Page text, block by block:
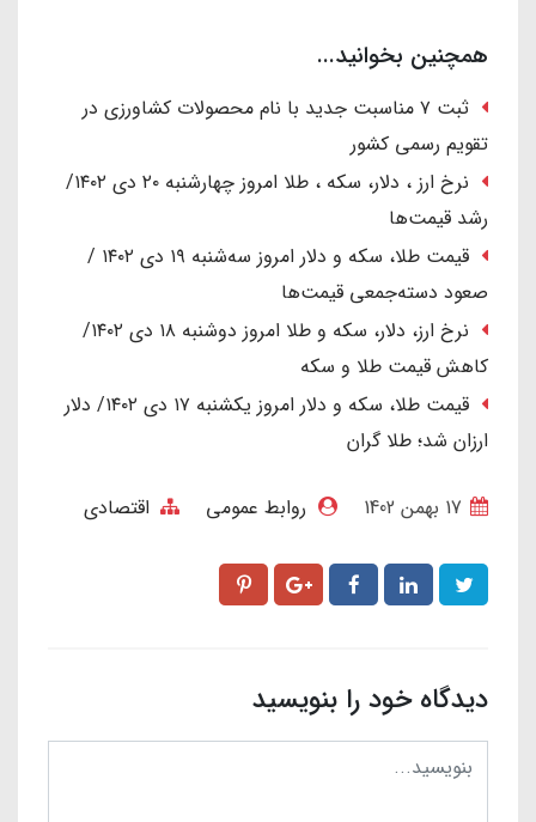
همچنین بخوانید...
ثبت ۷ مناسبت جدید با نام محصولات کشاورزی در
تقویم رسمی کشور
نرخ ارز ، دلار، سکه ، طلا امروز چهارشنبه ۲۰ دی ۱۴۰۲/
رشد قیمت‌ها
قیمت طلا، سکه و دلار امروز سه‌شنبه ۱۹ دی ۱۴۰۲ /
صعود دسته‌جمعی قیمت‌ها
نرخ ارز، دلار، سکه و طلا امروز دوشنبه ۱۸ دی ۱۴۰۲/
کاهش قیمت طلا و سکه
قیمت طلا، سکه و دلار امروز یکشنبه ۱۷ دی ۱۴۰۲/ دلار
ارزان شد؛ طلا گران
روابط عمومی اقتصادی
دیدگاه خود را بنویسید